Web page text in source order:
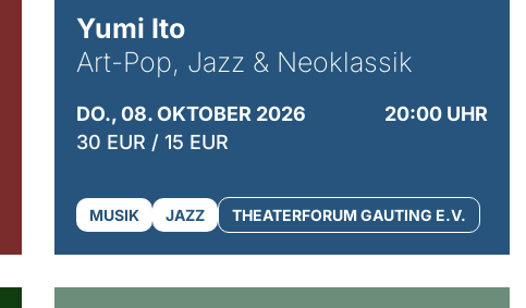
Yumi Ito
Art-Pop, Jazz & Neoklassik
DO., 08. OKTOBER 2026
20:00 UHR
30 EUR / 15 EUR
MUSIK JAZZ THEATERFORUM GAUTING E.V.